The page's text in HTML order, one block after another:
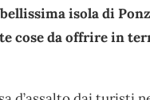
isola di
cose da offrire in